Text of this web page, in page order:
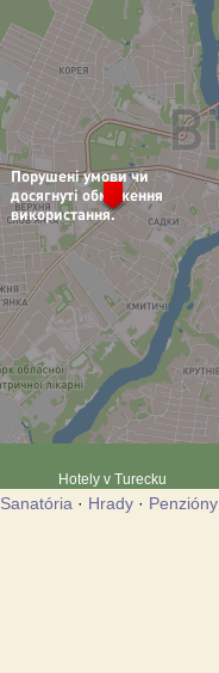
Hotely v Turecku
Sanatória · Hrady · Penzióny